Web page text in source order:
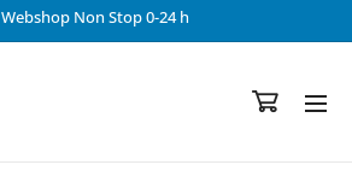
Webshop Non Stop 0-24 h